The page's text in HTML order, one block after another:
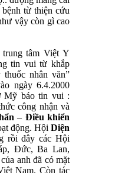
bệnh từ thiện cứu
vậy còn gì cao
tâm Việt Y
tin vui từ khắp
nhân văn”
ngày 6.4.2000
Mỹ báo tin vui :
công nhận và
– Điều khiển
động. Hội Diện
rồi đây các Hội
Đức, Ba Lan,
anh đã có mặt
Nam. Còn tác